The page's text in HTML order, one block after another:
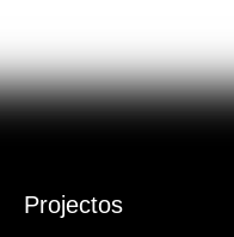
Projectos